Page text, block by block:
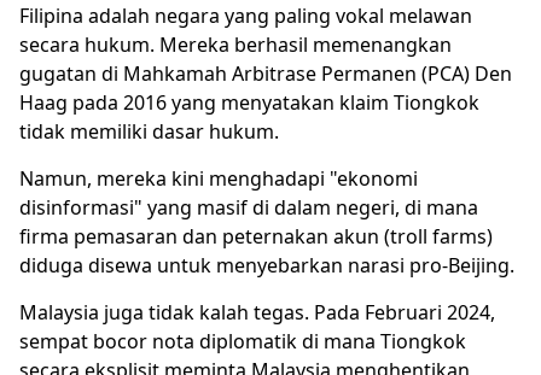
Filipina adalah negara yang paling vokal melawan
secara hukum. Mereka berhasil memenangkan
gugatan di Mahkamah Arbitrase Permanen (PCA) Den
Haag pada 2016 yang menyatakan klaim Tiongkok
tidak memiliki dasar hukum.
Namun, mereka kini menghadapi "ekonomi
disinformasi" yang masif di dalam negeri, di mana
firma pemasaran dan peternakan akun (troll farms)
diduga disewa untuk menyebarkan narasi pro-Beijing.
Malaysia juga tidak kalah tegas. Pada Februari 2024,
sempat bocor nota diplomatik di mana Tiongkok
secara eksplisit meminta Malaysia menghentikan